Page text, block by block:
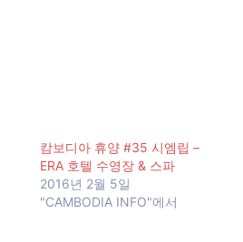
캄보디아 휴양 #35 시엠립 –
ERA 호텔 수영장 & 스파
2016년 2월 5일
"CAMBODIA INFO"에서